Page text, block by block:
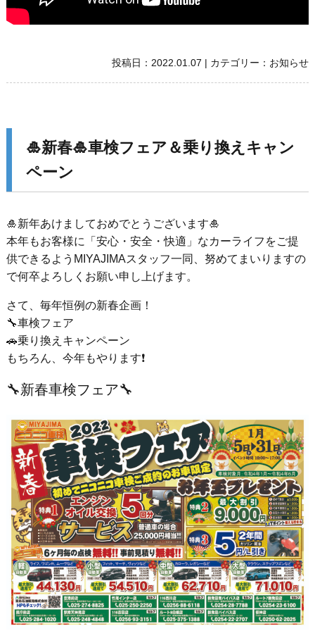
投稿日： 2022.01.07 | カテゴリー： お知らせ
🎍新春🎍車検フェア＆乗り換えキャン
ペーン
🎍新年あけましておめでとうございます🎍
本年もお客様に「安心・安全・快適」なカーライフをご提
供できるようMIYAJIMAスタッフ一同、努めてまいりますの
で何卒よろしくお願い申し上げます。
さて、毎年恒例の新春企画！
🔧車検フェア
🚗乗り換えキャンペーン
もちろん、今年もやります❗
🔧新春車検フェア🔧